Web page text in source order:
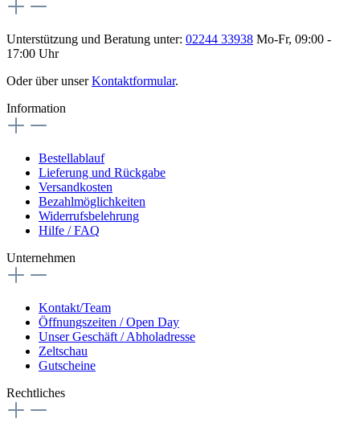
Unterstützung und Beratung unter: 02244 33938 Mo-Fr, 09:00 -
17:00 Uhr
Oder über unserKontaktformular.
Information
Bestellablauf
Lieferung und Rückgabe
Versandkosten
Bezahlmöglichkeiten
Widerrufsbelehrung
Hilfe / FAQ
Unternehmen
Kontakt/Team
Öffnungszeiten / Open Day
Unser Geschäft / Abholadresse
Zeltschau
Gutscheine
Rechtliches